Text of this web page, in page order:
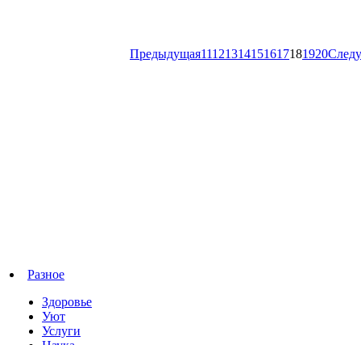
Предыдущая11121314151617181920
Разное
Здоровье
Уют
Услуги